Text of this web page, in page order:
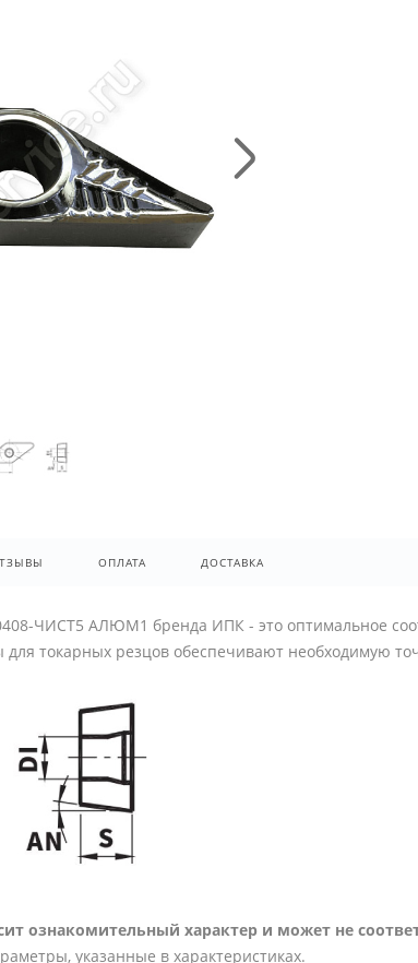
ОПЛАТА ДОСТАВКА
ЧИСТ5 АЛЮМ1 бренда ИПК - это оптимальное
токарных резцов обеспечивают необходимую
ознакомительный характер и может не
указанные в характеристиках.